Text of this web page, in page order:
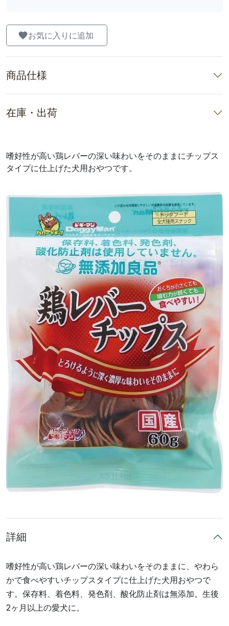
お気に入りに追加
商品仕様
在庫・出荷
嗜好性が高い鶏レバーの深い味わいをそのままにチップス
タイプに仕上げた犬用おやつです。
詳細
嗜好性が高い鶏レバーの深い味わいをそのままに、やわら
かで食べやすいチップスタイプに仕上げた犬用おやつで
す。保存料、着色料、発色剤、酸化防止剤は無添加。生後
2ヶ月以上の愛犬に。